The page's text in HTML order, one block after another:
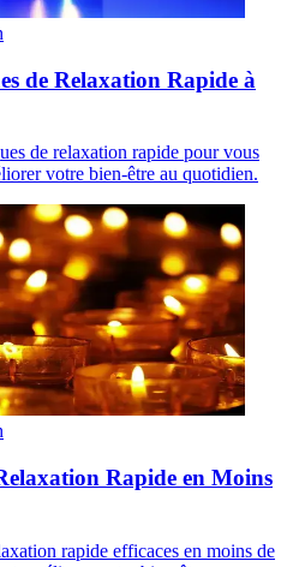
de Relaxation Rapide à
de relaxation rapide pour vous
votre bien-être au quotidien.
Rapide en Moins
rapide efficaces en moins de